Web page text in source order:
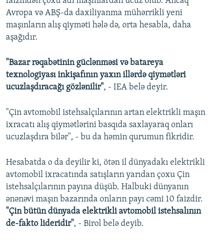
Avropa və ABŞ-da daxiliyanma mühərrikli yeni
maşınların alış qiyməti hələ də, orta hesabla, daha
aşağıdır.
"Bazar rəqabətinin güclənməsi və batareya
texnologiyası inkişafının yaxın illərdə qiymətləri
ucuzlaşdıracağı gözlənilir", - IEA belə deyir.
"Çin avtomobil istehsalçılarının artan elektrikli maşın
ixracatı alış qiymətlərini basqıda saxlayaraq onları
ucuzlaşdıra bilər", - bu da həmin qurumun fikridir.
Hesabatda o da deyilir ki, ötən il dünyadakı elektrikli
avtomobil ixracatında satışların yarıdan çoxu Çin
istehsalçılarının payına düşüb. Halbuki dünyanın
ənənəvi maşın bazarında onların payı cəmi 10 faizdir.
"Çin bütün dünyada elektrikli avtomobil istehsalının
de-fakto lideridir", - Birol belə deyib.